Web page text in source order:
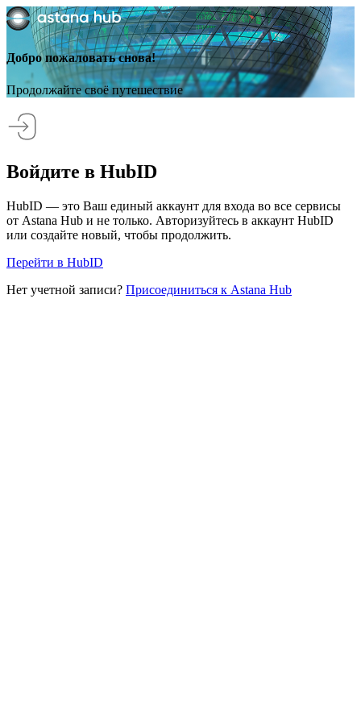
Добро пожаловать снова!
Продолжайте своё путешествие
Войдите в HubID
HubID — это Ваш единый аккаунт для входа во все сервисы
от Astana Hub и не только. Авторизуйтесь в аккаунт HubID
или создайте новый, чтобы продолжить.
Перейти в HubID
Нет учетной записи? Присоединиться к Astana Hub